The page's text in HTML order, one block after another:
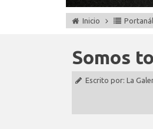
Inicio
Somos
Escrito por: La